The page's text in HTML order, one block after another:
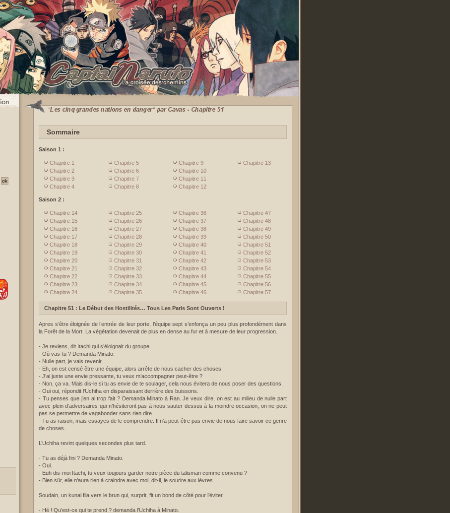
Sommaire
Saison 1 :
Chapitre 1
Chapitre 2
Chapitre 3
Chapitre 4
Chapitre 5
Chapitre 6
Chapitre 7
Chapitre 8
Chapitre 9
Chapitre 10
Chapitre 11
Chapitre 12
Chapitre 13
Saison 2 :
Chapitre 14
Chapitre 15
Chapitre 16
Chapitre 17
Chapitre 18
Chapitre 19
Chapitre 20
Chapitre 21
Chapitre 22
Chapitre 23
Chapitre 24
Chapitre 25
Chapitre 26
Chapitre 27
Chapitre 28
Chapitre 29
Chapitre 30
Chapitre 31
Chapitre 32
Chapitre 33
Chapitre 34
Chapitre 35
Chapitre 36
Chapitre 37
Chapitre 38
Chapitre 39
Chapitre 40
Chapitre 41
Chapitre 42
Chapitre 43
Chapitre 44
Chapitre 45
Chapitre 46
Chapitre 47
Chapitre 48
Chapitre 49
Chapitre 50
Chapitre 51
Chapitre 52
Chapitre 53
Chapitre 54
Chapitre 55
Chapitre 56
Chapitre 57
Chapitre 51 : Le Début des Hostilités… Tous Les Paris Sont Ouverts !
Apres s’être éloignée de l’entrée de leur porte, l’équipe sept s’enfonça un peu plus profondément dans
la Forêt de la Mort. La végétation devenait de plus en dense au fur et à mesure de leur progression.
- Je reviens, dit Itachi qui s’éloignait du groupe.
- Où vas-tu ? Demanda Minato.
- Nulle part, je vais revenir.
- Eh, on est censé être une équipe, alors arrête de nous cacher des choses.
- J’ai juste une envie pressante, tu veux m’accompagner peut-être ?
- Non, ça va. Mais dis-le si tu as envie de te soulager, cela nous évitera de nous poser des questions.
- Oui oui, répondit l'Uchiha en disparaissant derrière des buissons.
- Tu penses que j’en ai trop fait ? Demanda Minato à Ran. Je veux dire, on est au milieu de nulle part
avec plein d’adversaires qui n’hésiteront pas à nous sauter dessus à la moindre occasion, on ne peut
pas se permettre de vagabonder sans rien dire.
- Tu as raison, mais essayes de le comprendre. Il n’a peut-être pas envie de nous faire savoir ce genre
de choses.
L’Uchiha revint quelques secondes plus tard.
- Tu as déjà fini ? Demanda Minato.
- Oui.
- Euh dis-moi Itachi, tu veux toujours garder notre pièce du talisman comme convenu ?
- Bien sûr, elle n’aura rien à craindre avec moi, dit-il, le sourire aux lèvres.
Soudain, un kunai fila vers le brun qui, surprit, fit un bond de côté pour l’éviter.
- Hé ! Qu’est-ce qui te prend ? demanda l’Uchiha à Minato.